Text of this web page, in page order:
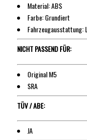
Material: ABS
Farbe: Grundiert
Fahrzeugausstattung:
NICHT PASSEND FÜR:
Original M5
SRA
TÜV / ABE:
JA